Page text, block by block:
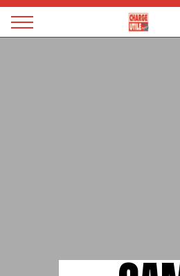
Magazine
Panneau de gestion des cookies